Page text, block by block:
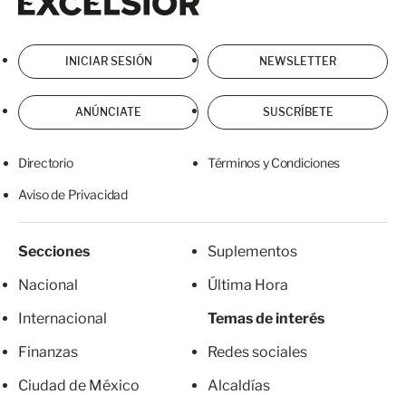
INICIAR SESIÓN NEWSLETTER
ANÚNCIATE SUSCRÍBETE
Directorio Términos y Condiciones
Aviso de Privacidad
Secciones
Nacional
Internacional
Finanzas
Ciudad de México
Suplementos
Última Hora
Temas de interés
Redes sociales
Alcaldías